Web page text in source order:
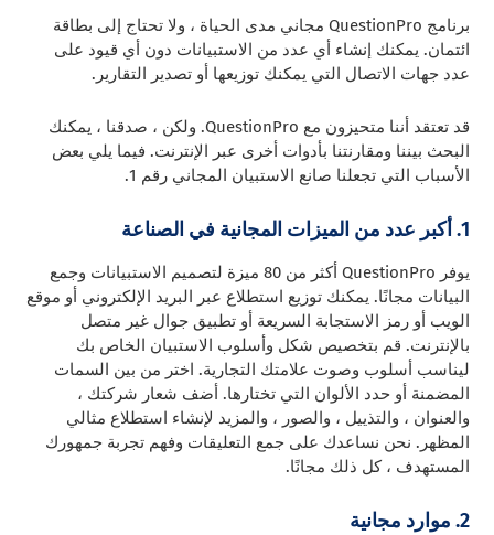
برنامج QuestionPro مجاني مدى الحياة ، ولا تحتاج إلى بطاقة
ائتمان. يمكنك إنشاء أي عدد من الاستبيانات دون أي قيود على
عدد جهات الاتصال التي يمكنك توزيعها أو تصدير التقارير.
قد تعتقد أننا متحيزون مع QuestionPro. ولكن ، صدقنا ، يمكنك
البحث بيننا ومقارنتنا بأدوات أخرى عبر الإنترنت. فيما يلي بعض
الأسباب التي تجعلنا صانع الاستبيان المجاني رقم 1.
1. أكبر عدد من الميزات المجانية في الصناعة
يوفر QuestionPro أكثر من 80 ميزة لتصميم الاستبيانات وجمع
البيانات مجانًا. يمكنك توزيع استطلاع عبر البريد الإلكتروني أو موقع
الويب أو رمز الاستجابة السريعة أو تطبيق جوال غير متصل
بالإنترنت. قم بتخصيص شكل وأسلوب الاستبيان الخاص بك
ليناسب أسلوب وصوت علامتك التجارية. اختر من بين السمات
المضمنة أو حدد الألوان التي تختارها. أضف شعار شركتك ،
والعنوان ، والتذييل ، والصور ، والمزيد لإنشاء استطلاع مثالي
المظهر. نحن نساعدك على جمع التعليقات وفهم تجربة جمهورك
المستهدف ، كل ذلك مجانًا.
2. موارد مجانية